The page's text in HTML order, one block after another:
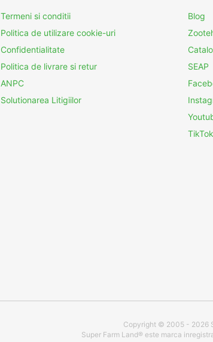
Termeni si conditii
Politica de utilizare cookie-uri
Confidentialitate
Politica de livrare si retur
ANPC
Solutionarea Litigiilor
Blog
SEAP
TikTok
Copyright © 2005 - 2026
Super Farm Land® este marca